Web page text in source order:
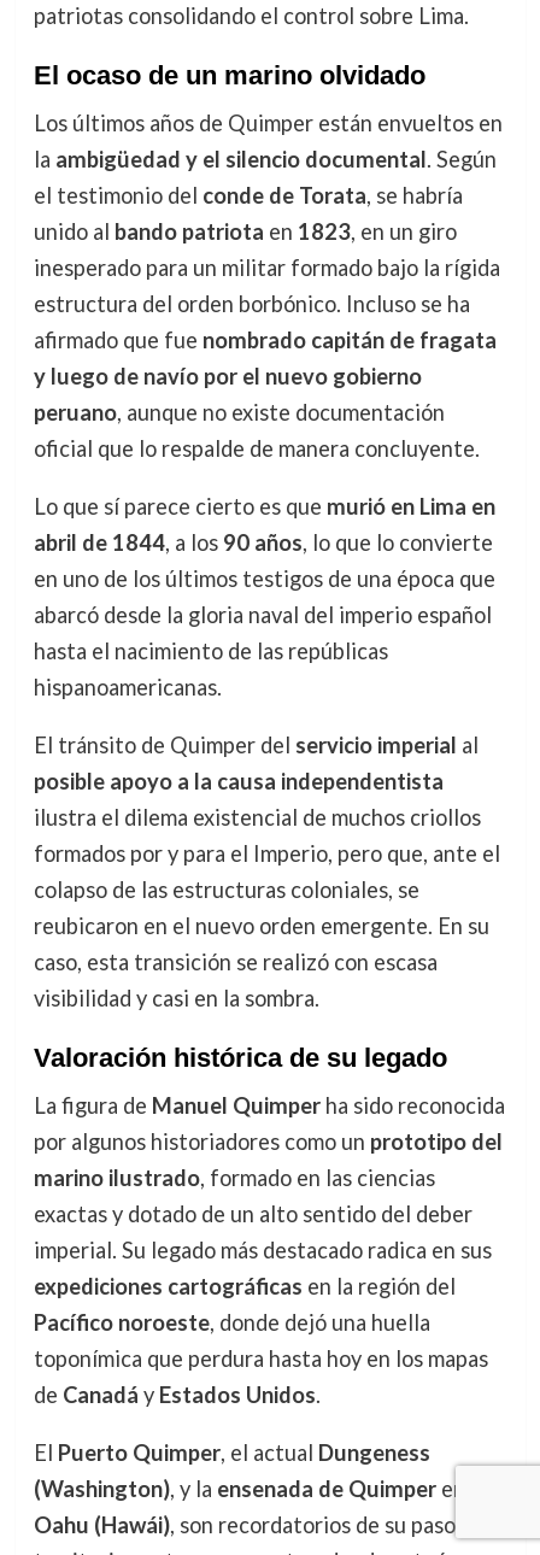
patriotas consolidando el control sobre Lima.
El ocaso de un marino olvidado
Los últimos años de Quimper están envueltos en
la ambigüedad y el silencio documental. Según
el testimonio del conde de Torata, se habría
unido al bando patriota en 1823, en un giro
inesperado para un militar formado bajo la rígida
estructura del orden borbónico. Incluso se ha
afirmado que fue nombrado capitán de fragata
y luego de navío por el nuevo gobierno
peruano, aunque no existe documentación
oficial que lo respalde de manera concluyente.
Lo que sí parece cierto es que murió en Lima en
abril de 1844, a los 90 años, lo que lo convierte
en uno de los últimos testigos de una época que
abarcó desde la gloria naval del imperio español
hasta el nacimiento de las repúblicas
hispanoamericanas.
El tránsito de Quimper del servicio imperial al
posible apoyo a la causa independentista
ilustra el dilema existencial de muchos criollos
formados por y para el Imperio, pero que, ante el
colapso de las estructuras coloniales, se
reubicaron en el nuevo orden emergente. En su
caso, esta transición se realizó con escasa
visibilidad y casi en la sombra.
Valoración histórica de su legado
La figura de Manuel Quimperha sido reconocida
por algunos historiadores como un prototipo del
marino ilustrado, formado en las ciencias
exactas y dotado de un alto sentido del deber
imperial. Su legado más destacado radica en sus
expediciones cartográficas en la región del
Pacífico noroeste, donde dejó una huella
toponímica que perdura hasta hoy en los mapas
de Canadá y Estados Unidos.
El Puerto Quimper, el actual Dungeness
(Washington), y la ensenada de Quimperen
Oahu (Hawái), son recordatorios de su paso por